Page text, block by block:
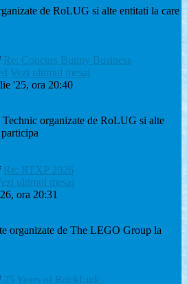
de RoLUG si alte entitati la care
Re: Concurs Bunny Business
Vezi ultimul mesaj
'25, ora 20:40
organizate de RoLUG si alte
Re: RTXP 2026
ultimul mesaj
ora 20:31
organizate de The LEGO Group la
25 Years of BrickLink